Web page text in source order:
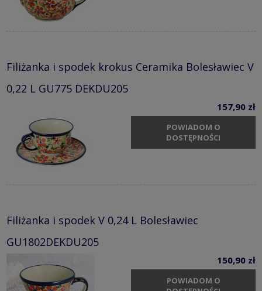
Filiżanka i spodek krokus Ceramika Bolesławiec V
0,22 L GU775 DEKDU205
157,90 zł
POWIADOM O
DOSTĘPNOŚCI
Filiżanka i spodek V 0,24 L Bolesławiec
GU1802DEKDU205
150,90 zł
POWIADOM O